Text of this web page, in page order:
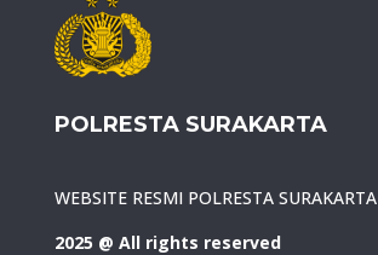
POLRESTA SURAKARTA
WEBSITE RESMI POLRESTA SURAKARTA
2025 @ All rights reserved